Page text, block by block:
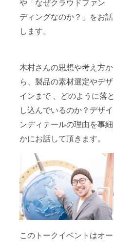
ディングなのか？」をお話
します。
木村さんの思想や考え方か
ら、製品の素材選定やデザ
インまで 、どのように落と
し込んでいるのか？デザイ
ンディテールの理由を事細
かにお話して頂きます。
このトークイベントはオー